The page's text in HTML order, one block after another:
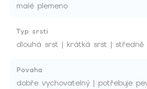
malé plemeno
Typ srsti
dlouhá srst | krátká srst | středně
Povaha
dobře vychovatelný | potřebuje